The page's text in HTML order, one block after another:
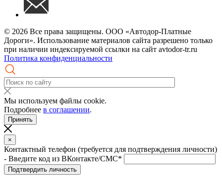
© 2026 Все права защищены. ООО «Автодор-Платные
Дороги». Использование материалов сайта разрешено только
при наличии индексируемой ссылки на сайт avtodor-tr.ru
Политика конфиденциальности
Мы используем файлы cookie.
Подробнее в соглашении.
Принять
×
Контактный телефон (требуется для подтверждения личности)
- Введите код из ВКонтакте/СМС*
Подтвердить личность